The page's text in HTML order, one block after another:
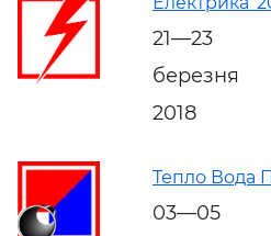
21—23
березня
2018
Тепло Вода
03—05